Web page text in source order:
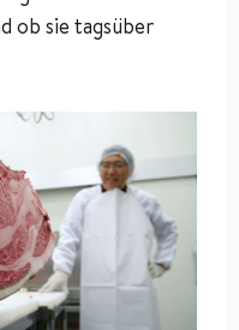
ob sie tagsüber